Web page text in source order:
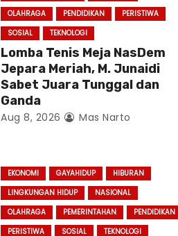
OLAHRAGA
PENDIDIKAN
PERISTIWA
SOSIAL
TEKNOLOGI
Lomba Tenis Meja NasDem
Jepara Meriah, M. Junaidi
Sabet Juara Tunggal dan
Ganda
Aug 8, 2026 Mas Narto
EKONOMI GAYAHIDUP
HIBURAN
LINGKUNGAN HIDUP
NASIONAL
OLAHRAGA
PEMERINTAHAN
PENDIDIKAN
PERISTIWA
SOSIAL TEKNOLOGI